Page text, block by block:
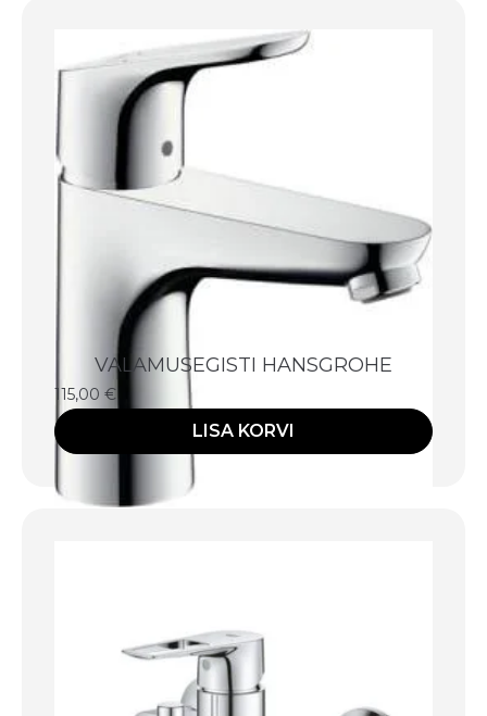
VALAMUSEGISTI HANSGROHE
115,00 €
LISA KORVI